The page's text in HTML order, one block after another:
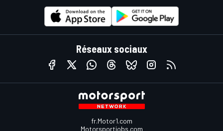
Réseaux sociaux
fr.Motor1.com
Motorsportjobs.com